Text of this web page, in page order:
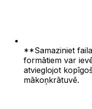
**Samaziniet
formātiem var
atvieglojot
mākoņkrātuvē.